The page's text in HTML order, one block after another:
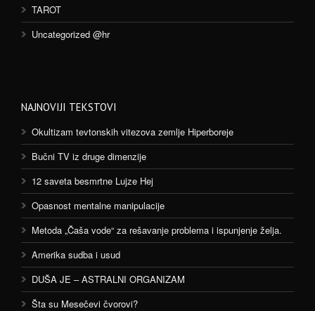
TAROT
Uncategorized @hr
NAJNOVIJI TEKSTOVI
Okultizam tevtonskih vitezova zemlje Hiperboreje
Bučni TV iz druge dimenzije
12 saveta besmrtne Lujze Hej
Opasnost mentalne manipulacije
Metoda „Čaša vode“ za rešavanje problema i ispunjenje želja.
Amerika sudba i usud
DUŠA JE – ASTRALNI ORGANIZAM
Šta su Mesečevi čvorovi?